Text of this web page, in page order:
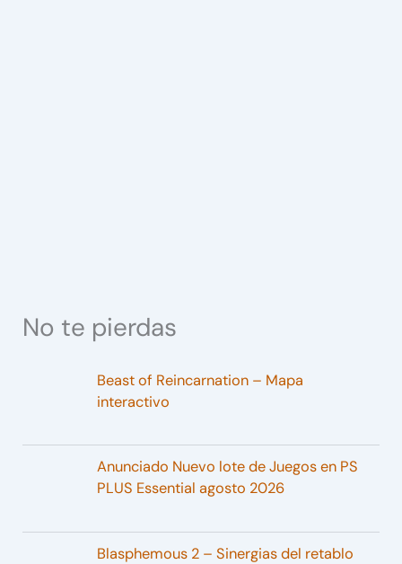
No te pierdas
Beast of Reincarnation – Mapa
interactivo
Anunciado Nuevo lote de Juegos en PS
PLUS Essential agosto 2026
Blasphemous 2 – Sinergias del retablo